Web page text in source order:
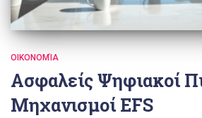
ΟΙΚΟΝΟΜΊΑ
Ασφαλείς Ψηφιακοί
Μηχανισμοί EFS